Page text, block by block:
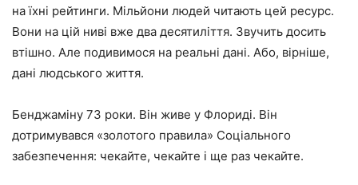
на їхні рейтинги. Мільйони людей читають цей ресурс.
Вони на цій ниві вже два десятиліття. Звучить досить
втішно. Але подивимося на реальні дані. Або, вірніше,
дані людського життя.
Бенджаміну 73 роки. Він живе у Флориді. Він
дотримувався «золотого правила» Соціального
забезпечення: чекайте, чекайте і ще раз чекайте.